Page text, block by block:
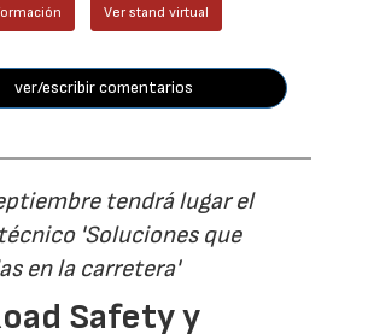
Ver stand virtual
ver/escribir comentarios
tendrá lugar el
'Soluciones que
en la carretera'
Safety y